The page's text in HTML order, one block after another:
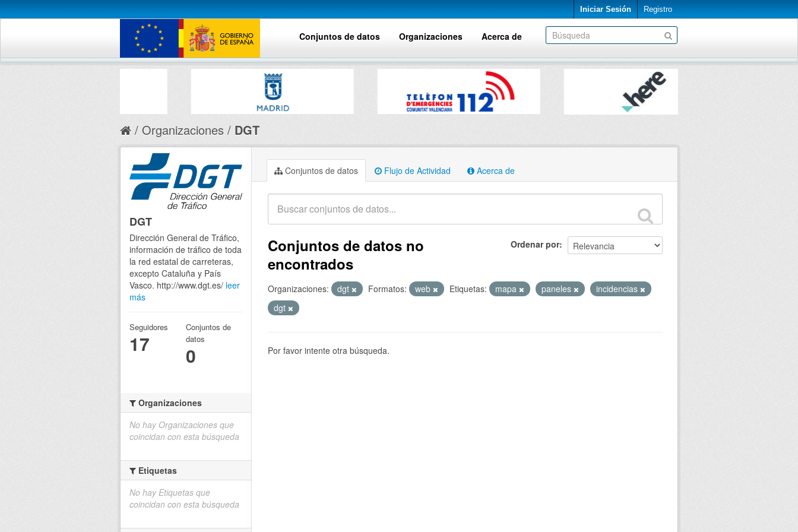
Iniciar Sesión Registro
Conjuntos de datos Organizaciones Acerca de
Organizaciones DGT
Conjuntos de datos Flujo de Actividad Acerca de
Ordenar por
Conjuntos de datos no
encontrados
Organizaciones: dgt Formatos: web Etiquetas: mapa paneles
incidencias
dgt
Por favor intente otra búsqueda.
DGT
Dirección General de Tráfico,
información de tráfico de toda
la red estatal de carreteras,
excepto Cataluña y País
Vasco. http://www.dgt.es/ leer
más
Seguidores
17
Conjuntos de
datos
0
Organizaciones
No hay Organizaciones que
coincidan con esta búsqueda
Etiquetas
No hay Etiquetas que
coincidan con esta búsqueda